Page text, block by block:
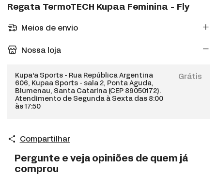
Regata TermoTECH Kupaa Feminina - Fly
Meios de envio
Nossa loja
Kupa'a Sports - Rua República Argentina
606, Kupaa Sports - sala 2, Ponta Aguda,
Blumenau, Santa Catarina (CEP 89050172).
Atendimento de Segunda à Sexta das 8:00
às 17:50
Grátis
Compartilhar
Pergunte e veja opiniões de quem já
comprou